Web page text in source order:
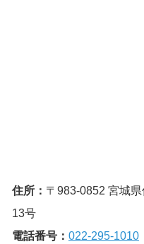
住所： 〒983-0852 宮城
13号
電話番号： 022-295-1010